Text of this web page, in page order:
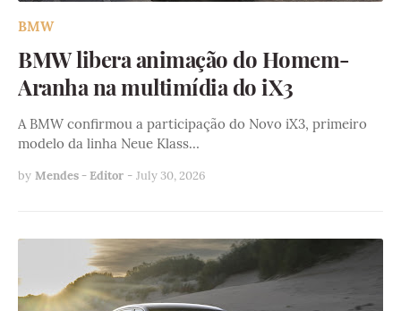
BMW
BMW libera animação do Homem-
Aranha na multimídia do iX3
A BMW confirmou a participação do Novo iX3, primeiro
modelo da linha Neue Klass…
by Mendes - Editor - July 30, 2026